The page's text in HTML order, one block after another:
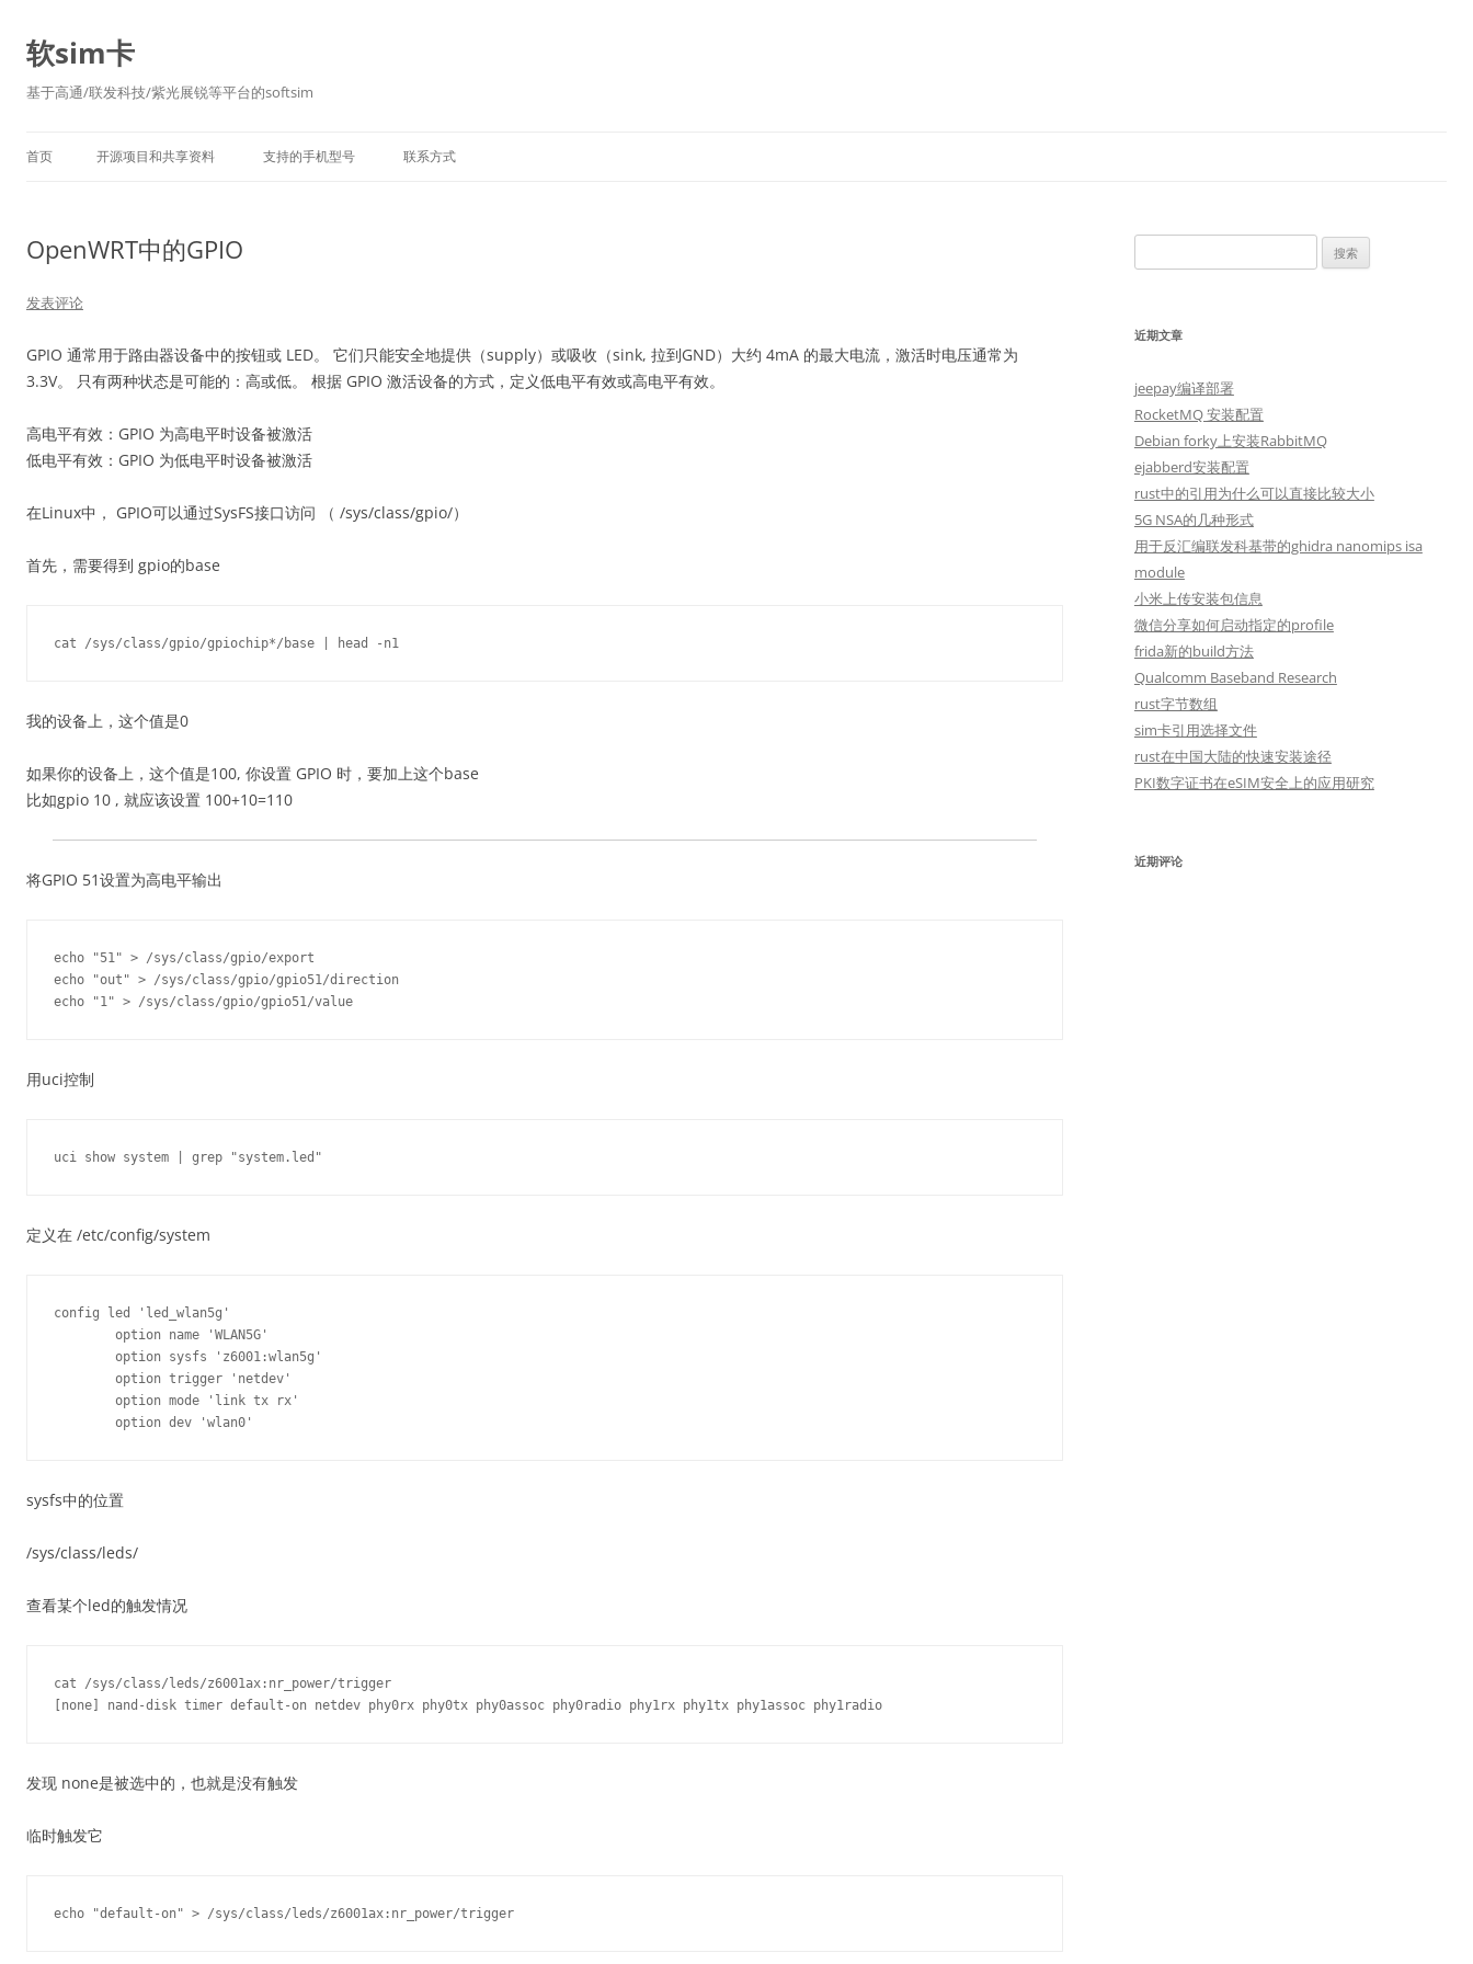
软sim卡
基于高通/联发科技/紫光展锐等平台的softsim
首页 开源项目和共享资料 支持的手机型号 联系方式
OpenWRT中的GPIO
发表评论
GPIO 通常用于路由器设备中的按钮或 LED。 它们只能安全地提供（supply）或吸收（sink, 拉到GND）大约 4mA 的最大电流，激活时电压通常为
3.3V。 只有两种状态是可能的：高或低。 根据 GPIO 激活设备的方式，定义低电平有效或高电平有效。
高电平有效：GPIO 为高电平时设备被激活
低电平有效：GPIO 为低电平时设备被激活
在Linux中， GPIO可以通过SysFS接口访问 （ /sys/class/gpio/）
首先，需要得到 gpio的base
我的设备上，这个值是0
如果你的设备上，这个值是100, 你设置 GPIO 时，要加上这个base
比如gpio 10 , 就应该设置 100+10=110
将GPIO 51设置为高电平输出
echo "51" > /sys/class/gpio/export
echo "out" > /sys/class/gpio/gpio51/direction
用uci控制
定义在 /etc/config/system
config led 'led_wlan5g'
sysfs中的位置
/sys/class/leds/
查看某个led的触发情况
cat /sys/class/leds/z6001ax:nr_power/trigger
发现 none是被选中的，也就是没有触发
临时触发它
索：
近期文章
jeepay编译部署
RocketMQ 安装配置
Debian forky上安装RabbitMQ
ejabberd安装配置
rust中的引用为什么可以直接比较大小
5G NSA的几种形式
用于反汇编联发科基带的ghidra nanomips isa
module
小米上传安装包信息
微信分享如何启动指定的profile
frida新的build方法
Qualcomm Baseband Research
rust字节数组
sim卡引用选择文件
rust在中国大陆的快速安装途径
PKI数字证书在eSIM安全上的应用研究
近期评论